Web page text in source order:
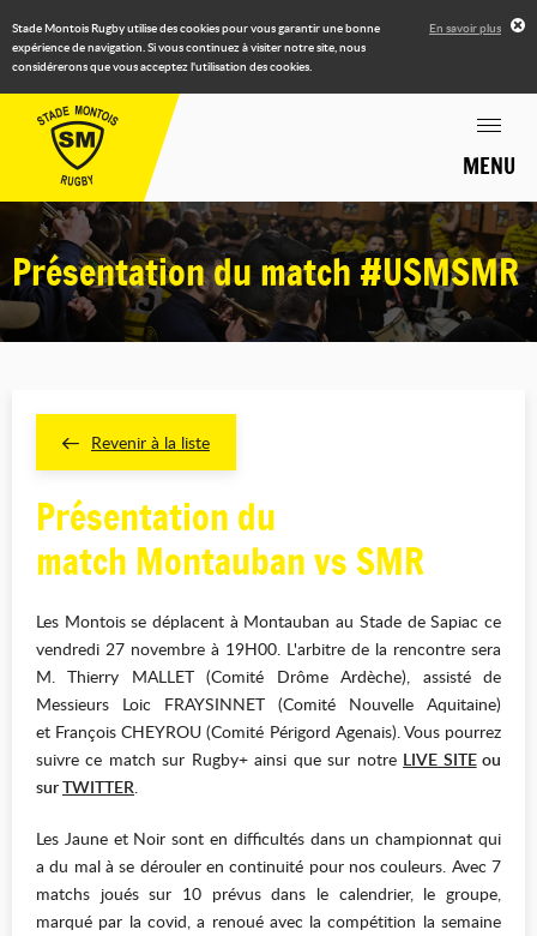
Stade Montois Rugby utilise des cookies pour vous garantir une bonne
expérience de navigation. Si vous continuez à visiter notre site, nous
considérerons que vous acceptez l'utilisation des cookies.
En savoir plus
MENU
Présentation du match #USMSMR
Revenir à la liste
Présentation du
match Montauban vs SMR
Les Montois se déplacent à Montauban au Stade de Sapiac ce
vendredi 27 novembre à 19H00. L'arbitre de la rencontre sera
M. Thierry MALLET (Comité Drôme Ardèche), assisté de
Messieurs Loic FRAYSINNET (Comité Nouvelle Aquitaine)
et François CHEYROU (Comité Périgord Agenais). Vous pourrez
suivre ce match sur Rugby+ ainsi que sur notre LIVE SITEou
surTWITTER.
Les Jaune et Noir sont en difficultés dans un championnat qui
a du mal à se dérouler en continuité pour nos couleurs. Avec 7
matchs joués sur 10 prévus dans le calendrier, le groupe,
marqué par la covid, a renoué avec la compétition la semaine